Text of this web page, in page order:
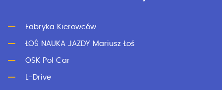
Fabryka Kierowców
ŁOŚ NAUKA JAZDY Mariusz Łoś
OSK Pol Car
L-Drive